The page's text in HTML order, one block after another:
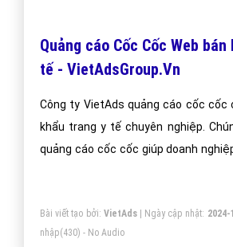
Quảng cáo Zalo lĩnh vực bán
tế - VietAdsGroup.Vn
Công ty VietAds quảng cáo Zalo cho
trang y tế chuyên nghiệp. Chúng tôi
Zalo giúp doanh nghiệp bán khẩu
Bài viết tạo bởi: VietAds| Ngày cập nhật: 2024-
nhập(461) - No Audio